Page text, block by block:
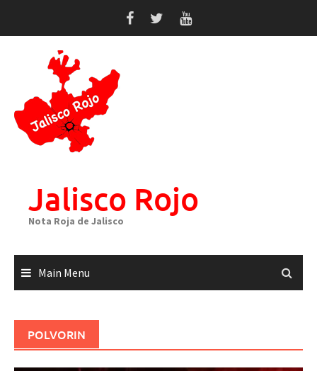
Jalisco Rojo
Nota Roja de Jalisco
Main Menu
POLVORIN